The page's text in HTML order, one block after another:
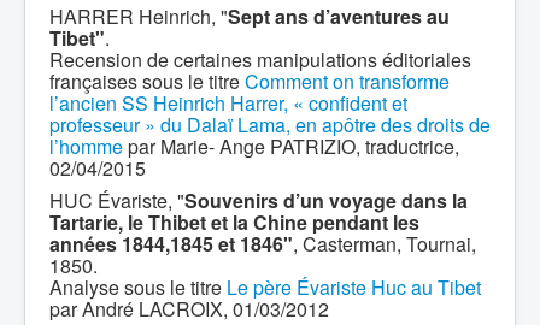
HARRER Heinrich, "Sept ans d’aventures au
Tibet".
Recension de certaines manipulations éditoriales
françaises sous le titreComment on transforme
l’ancien SS Heinrich Harrer, « confident et
professeur » du Dalaï Lama, en apôtre des droits de
l’hommepar Marie- Ange PATRIZIO, traductrice,
02/04/2015
HUC Évariste, "Souvenirs d’un voyage dans la
Tartarie, le Thibet et la Chine pendant les
années 1844,1845 et 1846", Casterman, Tournai,
1850.
Analyse sous le titre Le père Évariste Huc au Tibet
par André LACROIX, 01/03/2012